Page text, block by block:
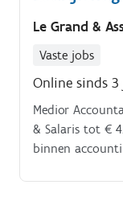
Le Grand &
Vaste jobs
Online sinds
Medior
& Salaris tot €
binnen
gevestigde en